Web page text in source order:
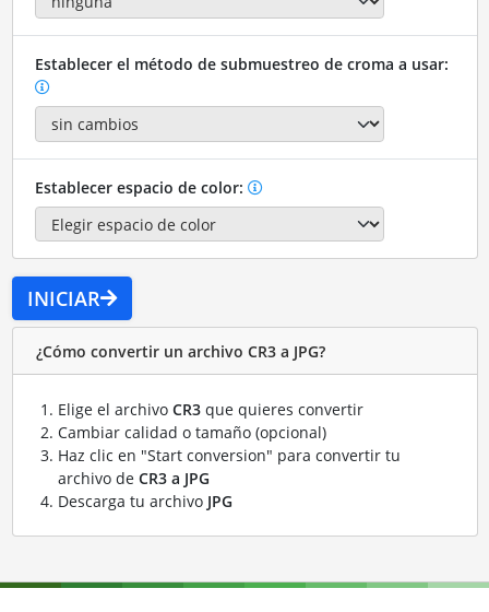
Establecer el método de submuestreo de croma a usar:
Establecer espacio de color:
INICIAR
¿Cómo convertir un archivo CR3 a JPG?
Elige el archivo CR3que quieres convertir
Cambiar calidad o tamaño (opcional)
Haz clic en "Start conversion" para convertir tu
archivo de CR3 a JPG
Descarga tu archivo JPG